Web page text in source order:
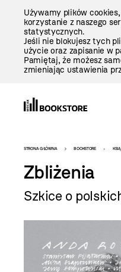
Używamy plików
korzystanie z naszego
statystycznych.
Jeśli nie blokujesz tych
użycie oraz zapisanie w
Pamiętaj, że możesz
zmieniając ustawienia
Bookstore
-
szablon
szczegóły
STRONA GŁÓWNA BOOKSTORE
Zbliżenia
Szkice o